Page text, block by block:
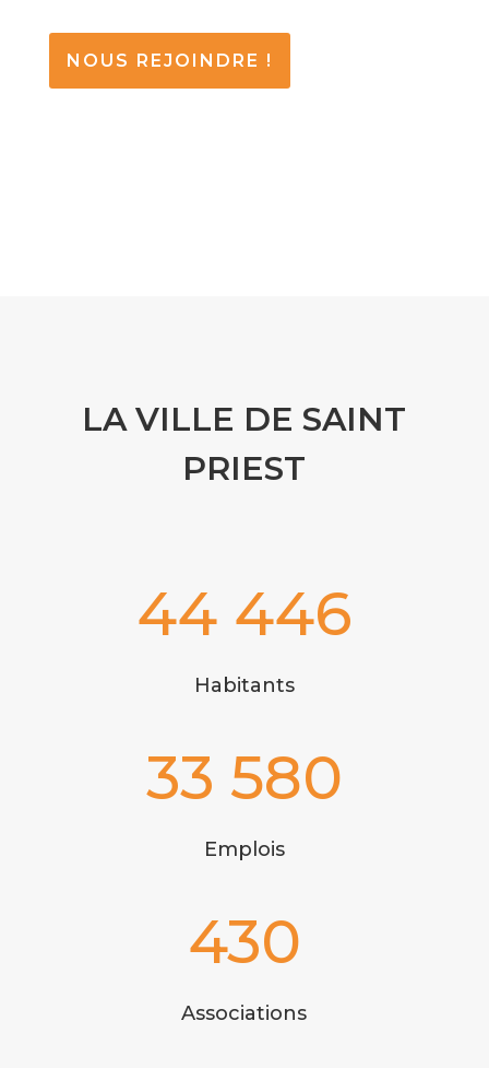
NOUS REJOINDRE !
LA VILLE DE SAINT
PRIEST
44 446
Habitants
33 580
Emplois
430
Associations